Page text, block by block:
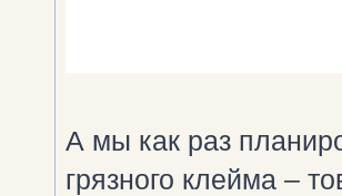
А мы как раз
грязного клейма –